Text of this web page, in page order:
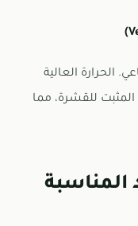
العالية
المثبت للقشرة، مما
المناسبة